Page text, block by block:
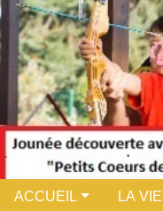
ACCUEIL LA